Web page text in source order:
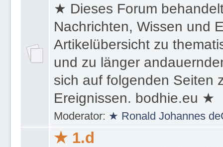
★ Dieses Forum
Nachrichten, Wissen und
Artikelübersicht zu
und zu länger
sich auf folgenden Seiten
Ereignissen. bodhie.eu ★
Moderator: ★ Ronald Johannes
★ 1.d